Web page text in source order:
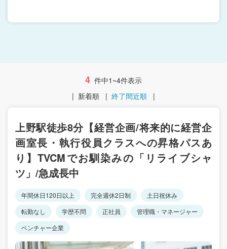
4 件中1~4件表示
| 新着順 | 終了間近順 |
上野駅徒歩8分【経営企画/将来的に経営企
画室長・執行役員クラスへの昇格パスあ
り】TVCMでお馴染みの「リライブシャ
ツ」/急成長中
年間休日120日以上 完全週休2日制
土日祝休み
転勤なし
学歴不問 正社員
管理職・マネージャー
ベンチャー企業